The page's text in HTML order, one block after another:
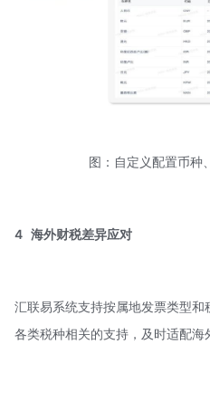
图：自定义配置币种
4 海外财税差异应对
汇联易系统支持按属地发票类型
各类税种相关的支持，及时适配海